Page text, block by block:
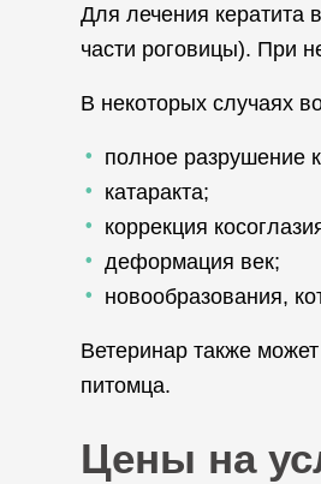
Для лечения кератита
части роговицы). При
В некоторых случаях
полное разрушение
катаракта;
коррекция
деформация век;
новообразования,
Ветеринар также
питомца.
Цены на